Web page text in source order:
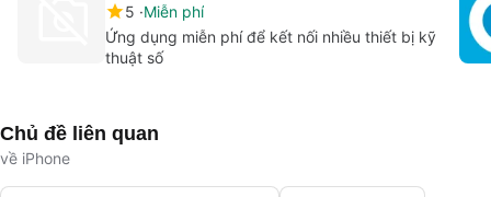
5 Miễn phí
Ứng dụng miễn phí để kết nối nhiều thiết bị kỹ
thuật số
Chủ đề liên quan
về iPhone